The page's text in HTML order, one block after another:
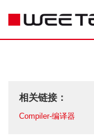
相关链接：
Compiler-编译器